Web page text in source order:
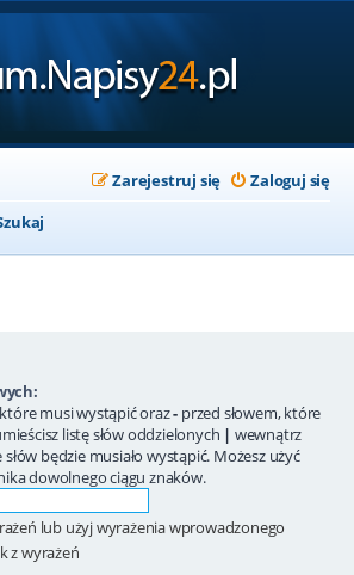
Zaloguj się
Zarejestruj się
musi wystąpić oraz- przed słowem, które
listę słów oddzielonych | wewnątrz
będzie musiało wystąpić. Możesz użyć
dowolnego ciągu znaków.
lub użyj wyrażenia wprowadzonego
z wyrażeń